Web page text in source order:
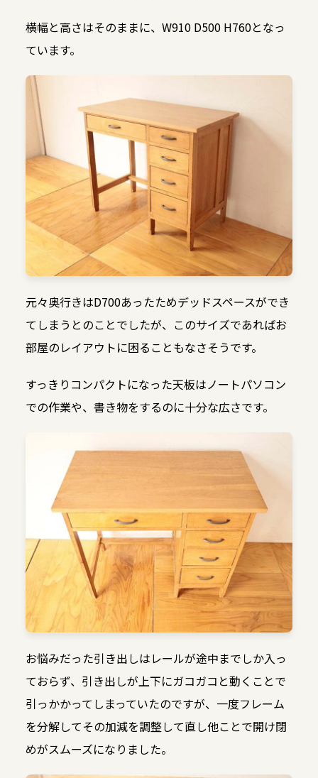
横幅と高さはそのままに、W910 D500 H760となっ
ています。
元々奥行きはD700あったためデッドスペースができ
てしまうとのことでしたが、このサイズであればお
部屋のレイアウトに困ることもなさそうです。
すっきりコンパクトになった天板はノートパソコン
での作業や、書き物をするのに十分な広さです。
お悩みだった引き出しはレールが途中までしか入っ
ておらず、引き出しが上下にガコガコと動くことで
引っかかってしまっていたのですが、一度フレーム
を分解してその加減を調整して直し他ことで開け閉
めがスムーズになりました。